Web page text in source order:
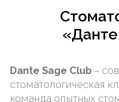
Dante Sage Club –
стоматологическая
команда опытных